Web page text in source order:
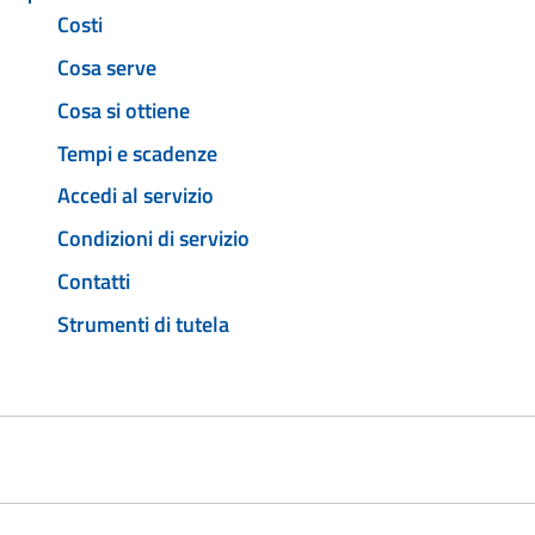
Costi
Cosa serve
Cosa si ottiene
Tempi e scadenze
Accedi al servizio
Condizioni di servizio
Contatti
Strumenti di tutela